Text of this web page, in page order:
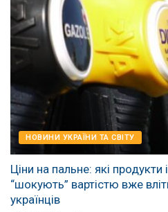
НОВИНИ УКРАЇНИ ТА СВІТУ
Ціни на пальне: які продукти
“шокують” вартістю вже
українців